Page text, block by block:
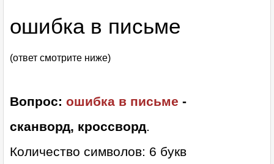
ошибка в письме
(ответ смотрите ниже)
Вопрос: ошибка в письме -
сканворд, кроссворд.
Количество символов: 6 букв